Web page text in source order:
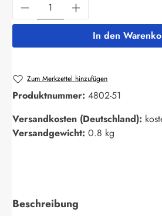
Produkt Anzahl: Gib den
In den
Zum Merkzettel hinzufügen
Produktnummer: 4802-51
Versandkosten (Deutschland):
Versandgewicht: 0.8 kg
Beschreibung